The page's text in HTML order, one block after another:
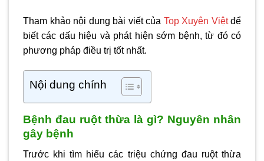
Tham khảo nội dung bài viết của Top Xuyên Việtđể
biết các dấu hiệu và phát hiện sớm bệnh, từ đó có
phương pháp điều trị tốt nhất.
Nội dung chính
Bệnh đau ruột thừa là gì? Nguyên nhân
gây bệnh
Trước khi tìm hiểu các triệu chứng đau ruột thừa